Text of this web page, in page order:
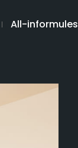
All-informules